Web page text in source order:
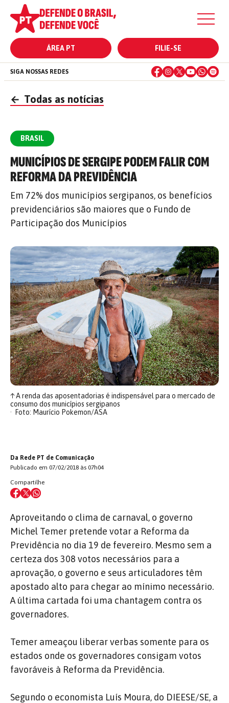
ÁREA PT FILIE-SE
SIGA NOSSAS REDES
← Todas as notícias
BRASIL
MUNICÍPIOS DE SERGIPE PODEM FALIR COM
REFORMA DA PREVIDÊNCIA
Em 72% dos municípios sergipanos, os benefícios
previdenciários são maiores que o Fundo de
Participação dos Municípios
↑A renda das aposentadorias é indispensável para o mercado de
consumo dos municípios sergipanos
Foto: Maurício Pokemon/ASA
Da Rede PT de Comunicação
Publicado em 07/02/2018 às 07h04
Compartilhe
Aproveitando o clima de carnaval, o governo
Michel Temer pretende votar a Reforma da
Previdência no dia 19 de fevereiro. Mesmo sem a
certeza dos 308 votos necessários para a
aprovação, o governo e seus articuladores têm
apostado alto para chegar ao mínimo necessário.
A última cartada foi uma chantagem contra os
governadores.
Temer ameaçou liberar verbas somente para os
estados onde os governadores consigam votos
favoráveis à Reforma da Previdência.
Segundo o economista Luís Moura, do DIEESE/SE, a